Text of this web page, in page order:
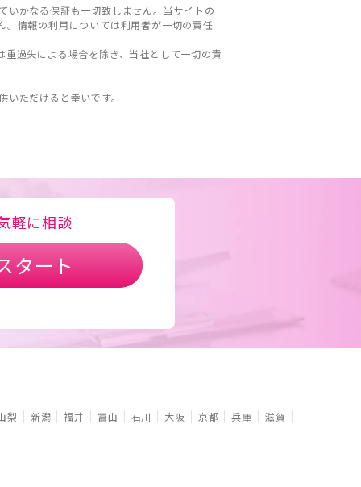
いかなる保証も一切致しません。当サイトの
情報の利用については利用者が一切の責任
過失による場合を除き、当社として一切の責
ただけると幸いです。
軽に相談
タート
梨 新潟 福井 富山 石川 大阪 京都 兵庫 滋賀